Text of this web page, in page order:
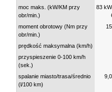
moc maks. (kW/KM przy
obr/min.)
83
moment obrotowy (Nm przy
obr/min.)
prędkość maksymalna (km/h)
przyspieszenie 0-100 km/h
(sek.)
spalanie miasto/trasa/średnio
(l/100 km)